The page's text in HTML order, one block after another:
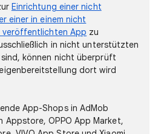
Einrichtung einer nicht
einer in einem nicht
App zu
in nicht unterstützten
können nicht überprüft
dort wird
App-Shops in AdMob
OPPO App Market,